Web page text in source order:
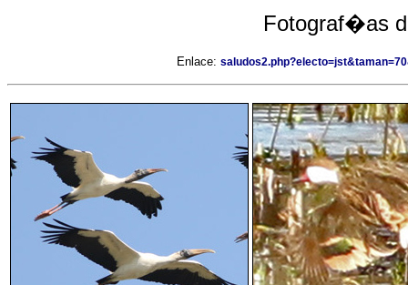
Fotograf�as
Enlace: